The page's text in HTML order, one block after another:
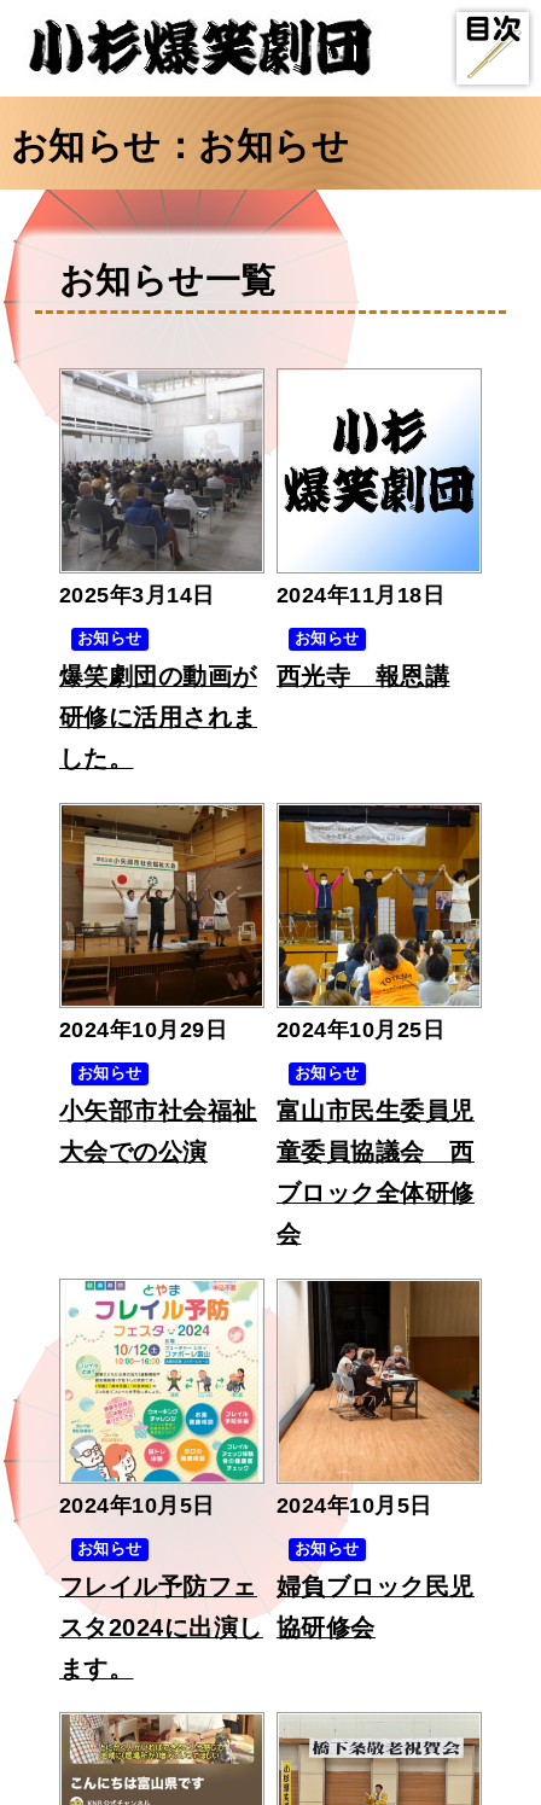
メニュ
お知らせ：お知らせ
お知らせ一覧
2025年3月14日
お知らせ
爆笑劇団の動画が
研修に活用されま
した。
2024年11月18日
お知らせ
西光寺 報恩講
2024年10月29日
お知らせ
小矢部市社会福祉
大会での公演
2024年10月25日
お知らせ
富山市民生委員児
童委員協議会 西
ブロック全体研修
会
2024年10月5日
お知らせ
フレイル予防フェ
スタ2024に出演し
ます。
2024年10月5日
お知らせ
婦負ブロック民児
協研修会